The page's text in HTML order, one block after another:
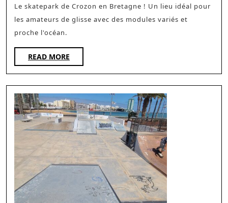
Le skatepark de Crozon en Bretagne ! Un lieu idéal pour
les amateurs de glisse avec des modules variés et
proche l'océan.
READ MORE
MORE